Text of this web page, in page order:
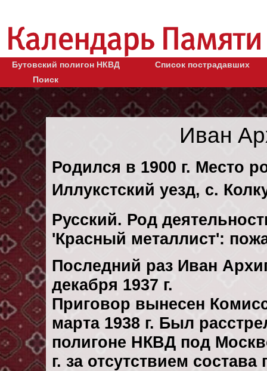
Бутовский полигон НКВД
Список пострадавших
Поиск
Иван
Родился в 1900 г. Место
Иллукстский уезд, с.
Русский. Род
'Красный металлист':
Последний раз Иван
декaбря 1937 г.
Приговор вынесен
марта 1938 г. Был
полигоне НКВД под
г. за отсутствием